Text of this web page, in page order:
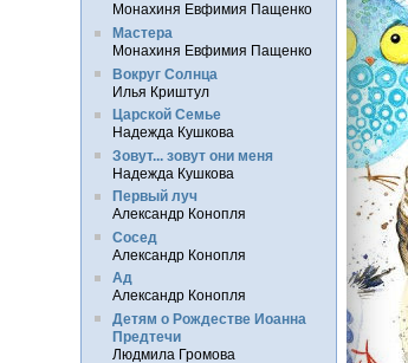
Монахиня Евфимия Пащенко
Мастера
Монахиня Евфимия Пащенко
Вокруг Солнца
Илья Криштул
Царской Семье
Надежда Кушкова
Зовут... зовут они меня
Надежда Кушкова
Первый луч
Александр Конопля
Сосед
Александр Конопля
Ад
Александр Конопля
Детям о Рождестве Иоанна
Предтечи
Людмила Громова